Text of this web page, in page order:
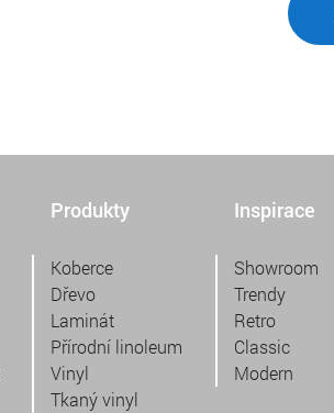
Produkty
Koberce
Dřevo
Laminát
Přírodní linoleum
Vinyl
Tkaný vinyl
Inspirace
Showroom
Trendy
Retro
Classic
Modern